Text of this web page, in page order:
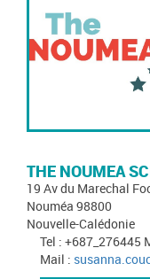
THE NOUMEA
19 Av du Marechal
Nouméa 98800
Nouvelle-Calédonie
Tel : +687_276445
Mail :